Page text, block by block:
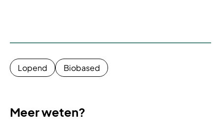
Lopend Biobased
Meer weten?